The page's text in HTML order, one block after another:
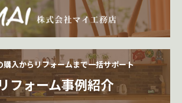
購入からリフォームまで一括サポート
リフォーム事例紹介